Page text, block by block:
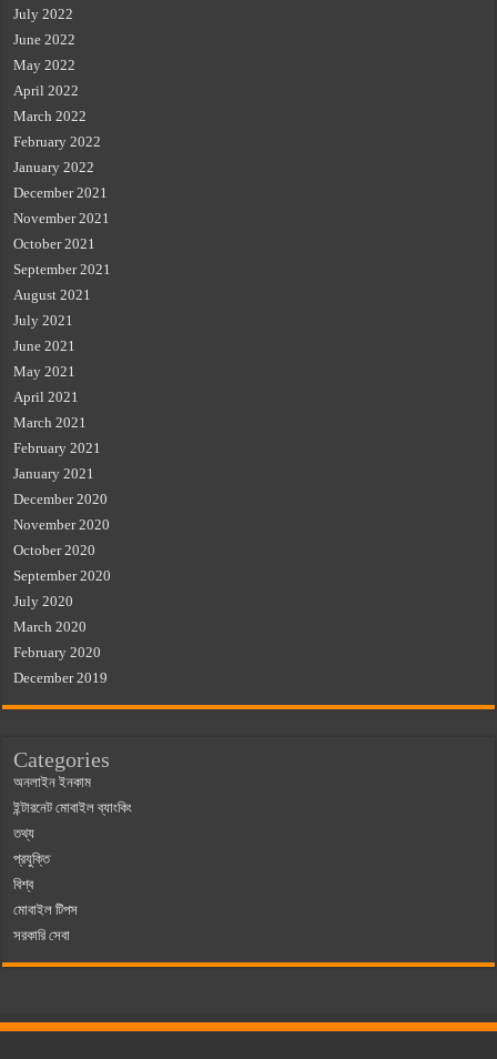
July 2022
June 2022
May 2022
April 2022
March 2022
February 2022
January 2022
December 2021
November 2021
October 2021
September 2021
August 2021
July 2021
June 2021
May 2021
April 2021
March 2021
February 2021
January 2021
December 2020
November 2020
October 2020
September 2020
July 2020
March 2020
February 2020
December 2019
Categories
অনলাইন ইনকাম
ইন্টারনেট মোবাইল ব্যাংকিং
তথ্য
প্রযুক্তি
বিশ্ব
মোবাইল টিপস
সরকারি সেবা